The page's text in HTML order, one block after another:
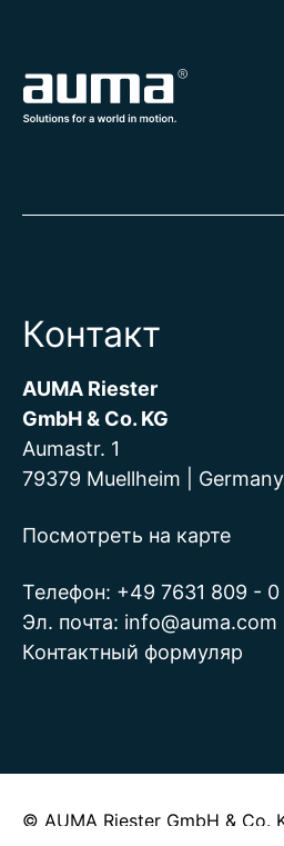
Контакт
AUMA Riester
GmbH & Co. KG
Aumastr. 1
79379 Muellheim | Germany
Посмотреть на карте
Телефон: +49 7631 809 - 0
Эл. почта: info@auma.com
Контактный формуляр
© AUMA Riester GmbH & Co.